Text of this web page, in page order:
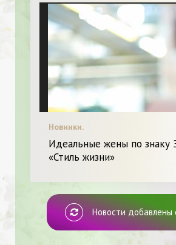
Новинки.
Идеальные жены по знаку
«Стиль жизни»
Новости добавлены